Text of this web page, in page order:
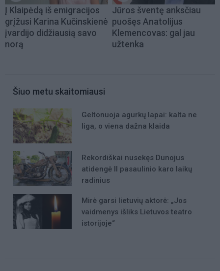
Į Klaipėdą iš emigracijos
grįžusi Karina Kučinskienė
įvardijo didžiausią savo
norą
Jūros šventę anksčiau
puošęs Anatolijus
Klemencovas: gal jau
užtenka
Šiuo metu skaitomiausi
Geltonuoja agurkų lapai: kalta ne
liga, o viena dažna klaida
Rekordiškai nusekęs Dunojus
atidengė II pasaulinio karo laikų
radinius
Mirė garsi lietuvių aktorė: „Jos
vaidmenys išliks Lietuvos teatro
istorijoje“